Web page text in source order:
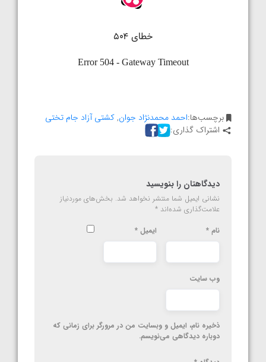
برچسب‌ها:احمد محمدنژاد جوان,کشتی آزاد جام تختی
اشتراک گذاری:
دیدگاهتان را بنویسید
نشانی ایمیل شما منتشر نخواهد شد. بخش‌های موردنیاز
علامت‌گذاری شده‌اند *
نام * ایمیل *
وب‌ سایت
ذخیره نام، ایمیل و وبسایت من در مرورگر برای زمانی که
دوباره دیدگاهی می‌نویسم.